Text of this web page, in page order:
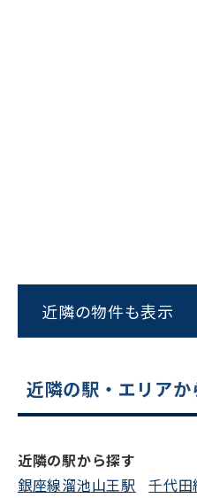
スムーズに
電話で
近隣の物件も表示
近隣の駅・エリアか
近隣の駅から探す
銀座線溜池山王駅
千代